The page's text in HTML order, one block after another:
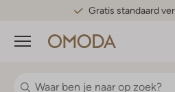
Gratis standaard
Menu